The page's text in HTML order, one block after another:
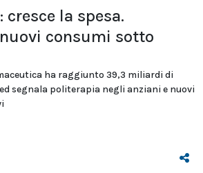
cresce la spesa.
consumi sotto
ha raggiunto 39,3 miliardi di
segnala politerapia negli anziani e nuovi